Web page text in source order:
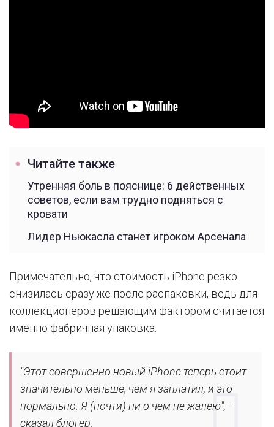
Читайте также
Утренняя боль в пояснице: 6 действенных
советов, если вам трудно подняться с
кровати
Лидер Ньюкасла станет игроком Арсенала
Примечательно, что стоимость iPhone резко
снизилась сразу же после распаковки, ведь для
коллекционеров решающим фактором считается
именно фабричная упаковка.
"Этот совершенно новый iPhone теперь стоит
значительно меньше, чем я заплатил, и это
нормально. Я (почти) ни о чем не жалею", –
сказал блогер.